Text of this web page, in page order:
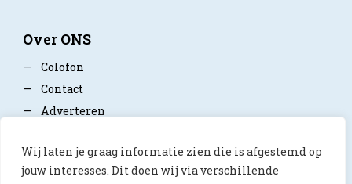
Wij laten je graag informatie zien die is afgestemd op
jouw interesses. Dit doen wij via verschillende
Over ONS
—
Colofon
—
Contact
—
Adverteren
—Privacy policy